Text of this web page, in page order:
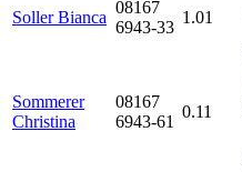
Soller Bianca
08167
6943-33
1.01
Sommerer
Christina
08167
6943-61
0.11